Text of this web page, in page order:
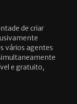
de criar
vários agentes
e gratuito,